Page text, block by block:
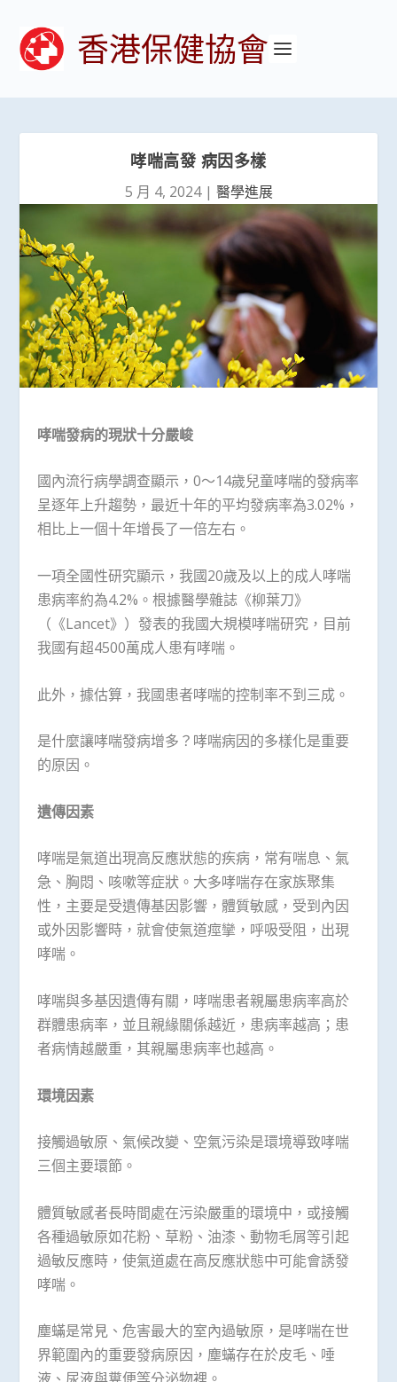
香港保健協會
哮喘高發 病因多樣
5 月 4, 2024| 醫學進展
哮喘發病的現狀十分嚴峻
國內流行病學調查顯示，0～14歲兒童哮喘的發病率
呈逐年上升趨勢，最近十年的平均發病率為3.02%，
相比上一個十年增長了一倍左右。
一項全國性研究顯示，我國20歲及以上的成人哮喘
患病率約為4.2%。根據醫學雜誌《柳葉刀》
（《Lancet》）發表的我國大規模哮喘研究，目前
我國有超4500萬成人患有哮喘。
此外，據估算，我國患者哮喘的控制率不到三成。
是什麼讓哮喘發病增多？哮喘病因的多樣化是重要
的原因。
遺傳因素
哮喘是氣道出現高反應狀態的疾病，常有喘息、氣
急、胸悶、咳嗽等症狀。大多哮喘存在家族聚集
性，主要是受遺傳基因影響，體質敏感，受到內因
或外因影響時，就會使氣道痙攣，呼吸受阻，出現
哮喘。
哮喘與多基因遺傳有關，哮喘患者親屬患病率高於
群體患病率，並且親緣關係越近，患病率越高；患
者病情越嚴重，其親屬患病率也越高。
環境因素
接觸過敏原、氣候改變、空氣污染是環境導致哮喘
三個主要環節。
體質敏感者長時間處在污染嚴重的環境中，或接觸
各種過敏原如花粉、草粉、油漆、動物毛屑等引起
過敏反應時，使氣道處在高反應狀態中可能會誘發
哮喘。
塵蟎是常見、危害最大的室內過敏原，是哮喘在世
界範圍內的重要發病原因，塵蟎存在於皮毛、唾